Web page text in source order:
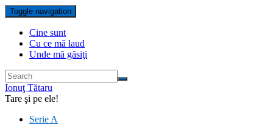
Toggle navigation
Cine sunt
Cu ce mă laud
Unde mă găsiţi
Ionuţ Tătaru
Tare şi pe ele!
Serie A